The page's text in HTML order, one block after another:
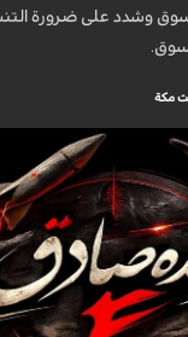
وشدد على ضرورة